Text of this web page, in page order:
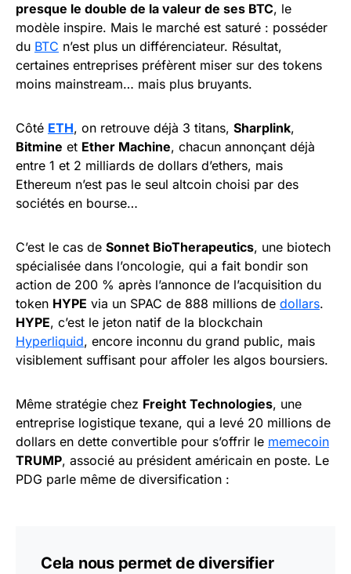
presque le double de la valeur de ses BTC, le
modèle inspire. Mais le marché est saturé : posséder
du BTC n’est plus un différenciateur. Résultat,
certaines entreprises préfèrent miser sur des tokens
moins mainstream… mais plus bruyants.
Côté ETH, on retrouve déjà 3 titans, Sharplink,
Bitmine et Ether Machine, chacun annonçant déjà
entre 1 et 2 milliards de dollars d’ethers, mais
Ethereum n’est pas le seul altcoin choisi par des
sociétés en bourse…
C’est le cas de Sonnet BioTherapeutics, une biotech
spécialisée dans l’oncologie, qui a fait bondir son
action de 200 % après l’annonce de l’acquisition du
token HYPE via un SPAC de 888 millions de dollars.
HYPE, c’est le jeton natif de la blockchain
Hyperliquid, encore inconnu du grand public, mais
visiblement suffisant pour affoler les algos boursiers.
Même stratégie chez Freight Technologies, une
entreprise logistique texane, qui a levé 20 millions de
dollars en dette convertible pour s’offrir le memecoin
TRUMP, associé au président américain en poste. Le
PDG parle même de diversification :
Cela nous permet de diversifier